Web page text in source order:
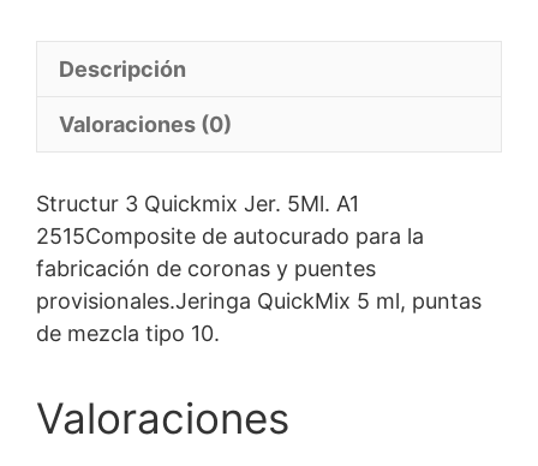
Descripción
Valoraciones (0)
Structur 3 Quickmix Jer. 5Ml. A1
2515Composite de autocurado para la
fabricación de coronas y puentes
provisionales.Jeringa QuickMix 5 ml, puntas
de mezcla tipo 10.
Valoraciones